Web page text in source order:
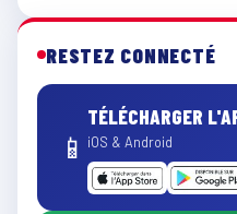
RESTEZ CONNECTÉ
📱
TÉLÉCHARGER
iOS & Android